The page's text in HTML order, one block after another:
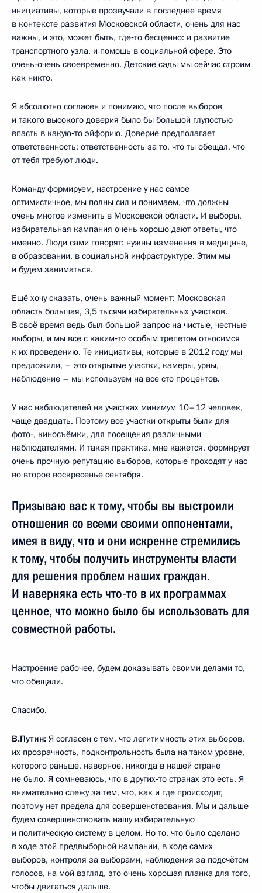
инициативы, которые прозвучали в последнее время
в контексте развития Московской области, очень для нас
важны, и это, может быть, где‑то бесценно: и развитие
транспортного узла, и помощь в социальной сфере. Это
очень-очень своевременно. Детские сады мы сейчас строим
как никто.
Я абсолютно согласен и понимаю, что после выборов
и такого высокого доверия было бы большой глупостью
впасть в какую‑то эйфорию. Доверие предполагает
ответственность: ответственность за то, что ты обещал, что
от тебя требуют люди.
Команду формируем, настроение у нас самое
оптимистичное, мы полны сил и понимаем, что должны
очень многое изменить в Московской области. И выборы,
избирательная кампания очень хорошо дают ответы, что
именно. Люди сами говорят: нужны изменения в медицине,
в образовании, в социальной инфраструктуре. Этим мы
и будем заниматься.
Ещё хочу сказать, очень важный момент: Московская
область большая, 3,5 тысячи избирательных участков.
В своё время ведь был большой запрос на чистые, честные
выборы, и мы все с каким‑то особым трепетом относимся
к их проведению. Те инициативы, которые в 2012 году мы
предложили, – это открытые участки, камеры, урны,
наблюдение – мы используем на все сто процентов.
У нас наблюдателей на участках минимум 10–12 человек,
чаще двадцать. Поэтому все участки открыты были для
фото-, киносъёмки, для посещения различными
наблюдателями. И такая практика, мне кажется, формирует
очень прочную репутацию выборов, которые проходят у нас
во второе воскресенье сентября.
Призываю вас к тому, чтобы вы выстроили
отношения со всеми своими оппонентами,
имея в виду, что и они искренне стремились
к тому, чтобы получить инструменты власти
для решения проблем наших граждан.
И наверняка есть что‑то в их программах
ценное, что можно было бы использовать для
совместной работы.
Настроение рабочее, будем доказывать своими делами то,
что обещали.
Спасибо.
В.Путин: Я согласен с тем, что легитимность этих выборов,
их прозрачность, подконтрольность была на таком уровне,
которого раньше, наверное, никогда в нашей стране
не было. Я сомневаюсь, что в других‑то странах это есть. Я
внимательно слежу за тем, что, как и где происходит,
поэтому нет предела для совершенствования. Мы и дальше
будем совершенствовать нашу избирательную
и политическую систему в целом. Но то, что было сделано
в ходе этой предвыборной кампании, в ходе самих
выборов, контроля за выборами, наблюдения за подсчётом
голосов, на мой взгляд, это очень хорошая планка для того,
чтобы двигаться дальше.